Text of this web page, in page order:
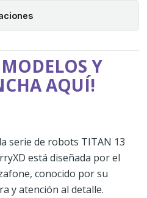
Y
AQUÍ!
serie de robots TITAN 13
está diseñada por el
conocido por su
y atención al detalle.